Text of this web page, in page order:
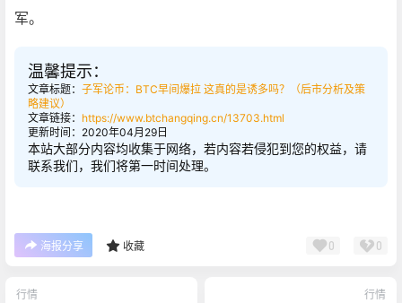
军。
温馨提示：
文章标题： 子军论币：BTC早间爆拉 这真的是诱多吗？（后市分析及策
略建议）
文章链接： https://www.btchangqing.cn/13703.html
更新时间：2020年04月29日
本站大部分内容均收集于网络，若内容若侵犯到您的权益，请
联系我们，我们将第一时间处理。
海报分享 收藏 0 0
行情 行情